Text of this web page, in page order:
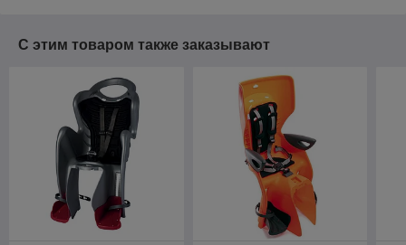
С этим товаром также заказывают